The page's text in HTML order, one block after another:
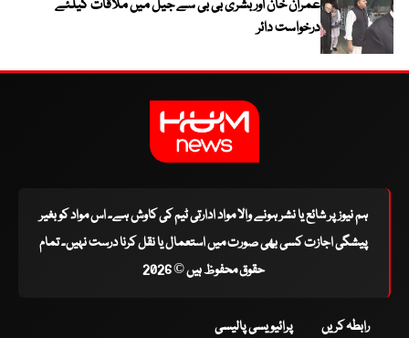
عمران خان اور بشریٰ بی بی سے جیل میں ملاقات کیلئے
درخواست دائر
ہم نیوز پر شائع یا نشر ہونے والا مواد ادارتی ٹیم کی کاوش ہے۔ اس مواد کو بغیر
پیشگی اجازت کسی بھی صورت میں استعمال یا نقل کرنا درست نہیں۔ تمام
حقوق محفوظ ہیں © 2026
رابطہ کریں پرائیویسی پالیسی